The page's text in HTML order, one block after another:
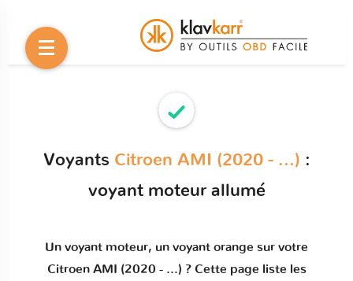
Voyants Citroen AMI (2020 - ...) :
voyant moteur allumé
Un voyant moteur, un voyant orange sur votre
Citroen AMI (2020 - ...) ? Cette page liste les